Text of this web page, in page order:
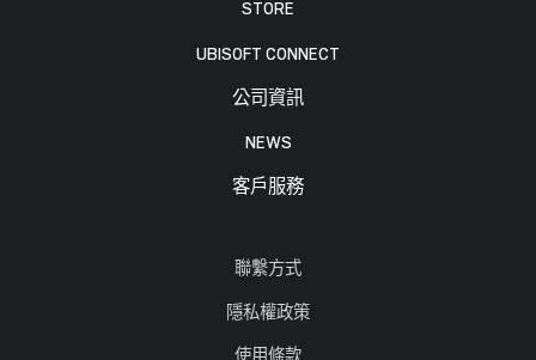
STORE
UBISOFT CONNECT
公司資訊
NEWS
客戶服務
聯繫方式
隱私權政策
使用條款